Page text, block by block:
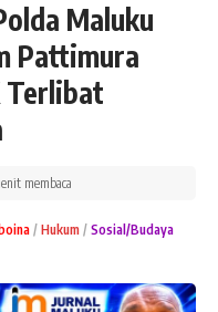
Maluku
Pattimura
Terlibat
Hukum
Sosial/Budaya
membaca